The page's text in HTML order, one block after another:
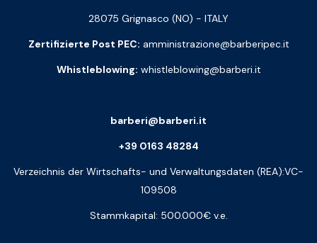
28075 Grignasco (NO) - ITALY
Zertifizierte Post PEC: amministrazione@barberipec.it
Whistleblowing: whistleblowing@barberi.it
barberi@barberi.it
+39 0163 48284
Verzeichnis der Wirtschafts- und Verwaltungsdaten (REA):VC-
109508
Stammkapital: 500.000€ v.e.